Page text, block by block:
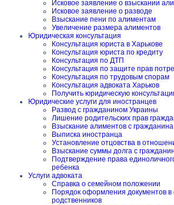
Исковое заявление о взыскании
Исковое заявление о разводе
Взыскание пени по алиментам
Увеличение размера алиментов
Юридическая консультация
Консультация юриста в Харькове
Консультация юриста по кредиту
Консультация по ДТП
Консультация по защите прав
Консультация по трудовым спорам
Консультация адвоката Харьков
Получить юридическую
Юридические услуги для иностранцев
Развод с гражданином Украины
Лишение родительских прав
Взыскание алиментов с
Выписка иностранца
Установление отцовства в
Взыскание суммы долга с
Подтверждение права
ребенка
Услуги адвоката
Справка о семейном положении
Порядок оформления документов в
родственников